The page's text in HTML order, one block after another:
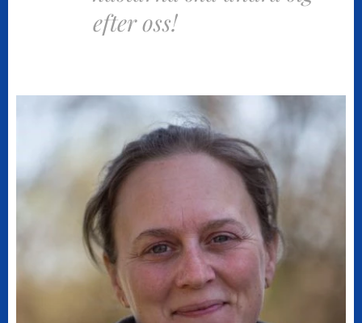
efter oss!